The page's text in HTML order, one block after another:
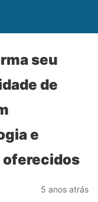
seu
de
e
oferecidos
5 anos atrás